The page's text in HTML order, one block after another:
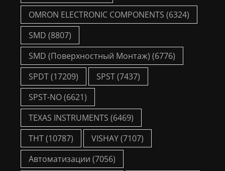
OMRON ELECTRONIC COMPONENTS (6324)
SMD (8807)
SMD (Поверхностный Монтаж) (6776)
SPDT(17209) SPST(7437)
SPST-NO(6621)
TEXAS INSTRUMENTS (6469)
THT(10787) VISHAY(7107)
Автоматизации (7056)